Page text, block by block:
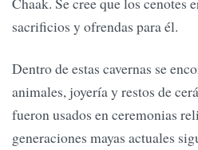
sacrificios y ofrendas para él.
Dentro de estas cavernas se
animales, joyería y restos de
fueron usados en ceremonias
generaciones mayas actuales